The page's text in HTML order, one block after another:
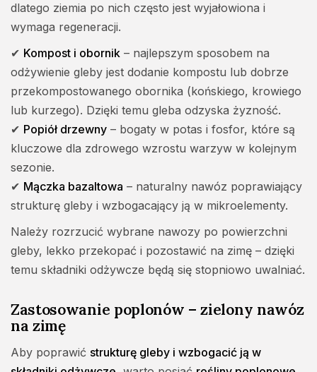
dlatego ziemia po nich często jest wyjałowiona i
wymaga regeneracji.
✔ Kompost i obornik – najlepszym sposobem na
odżywienie gleby jest dodanie kompostu lub dobrze
przekompostowanego obornika (końskiego, krowiego
lub kurzego). Dzięki temu gleba odzyska żyzność.
✔ Popiół drzewny – bogaty w potas i fosfor, które są
kluczowe dla zdrowego wzrostu warzyw w kolejnym
sezonie.
✔ Mączka bazaltowa – naturalny nawóz poprawiający
strukturę gleby i wzbogacający ją w mikroelementy.
Należy rozrzucić wybrane nawozy po powierzchni
gleby, lekko przekopać i pozostawić na zimę – dzięki
temu składniki odżywcze będą się stopniowo uwalniać.
Zastosowanie poplonów – zielony nawóz
na zimę
Aby poprawić strukturę gleby i wzbogacić ją w